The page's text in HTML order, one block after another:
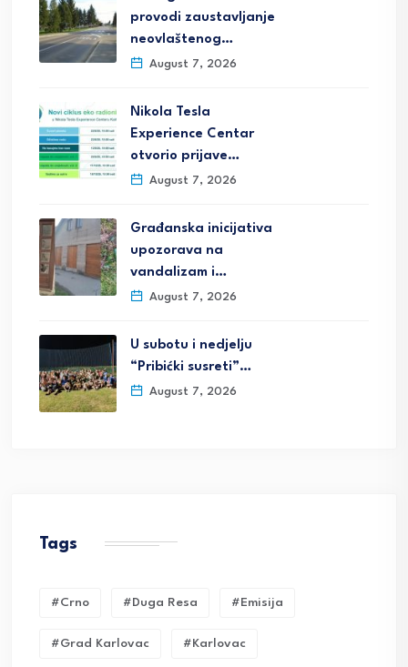
provodi zaustavljanje
neovlaštenog…
August 7, 2026
Nikola Tesla
Experience Centar
otvorio prijave…
August 7, 2026
Građanska inicijativa
upozorava na
vandalizam i…
August 7, 2026
U subotu i nedjelju
“Pribićki susreti”…
August 7, 2026
Tags
#crno #duga Resa #emisija
#grad Karlovac #karlovac